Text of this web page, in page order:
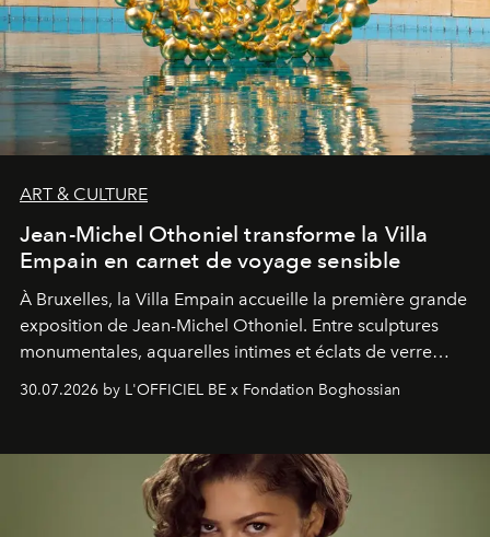
ART & CULTURE
Jean-Michel Othoniel transforme la Villa
Empain en carnet de voyage sensible
À Bruxelles, la Villa Empain accueille la première grande
exposition de Jean-Michel Othoniel. Entre sculptures
monumentales, aquarelles intimes et éclats de verre
émotionnel où chaque œuvre devient le souvenir
émerveillement.
30.07.2026 by L'OFFICIEL BE x Fondation Boghossian